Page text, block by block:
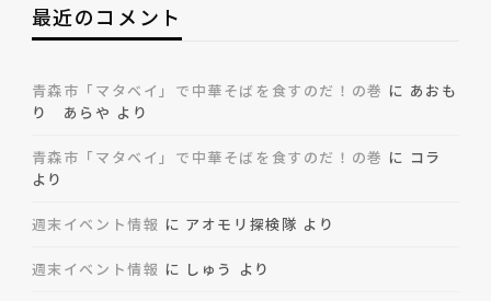
最近のコメント
青森市「マタベイ」で中華そばを食すのだ！の巻 に あおも
り あらや より
青森市「マタベイ」で中華そばを食すのだ！の巻 に コラ
より
週末イベント情報 に アオモリ探検隊 より
週末イベント情報 に しゅう より